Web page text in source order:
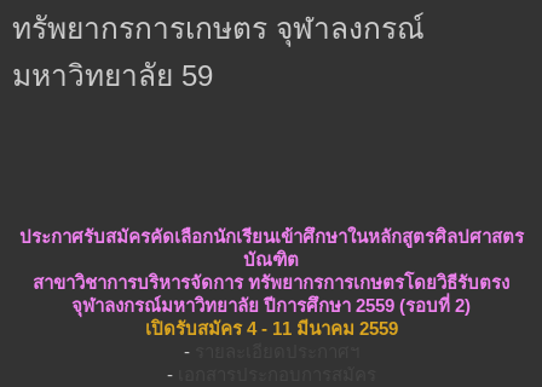
ทรัพยากรการเกษตร จุฬาลงกรณ์
มหาวิทยาลัย 59
ประกาศรับสมัครคัดเลือกนักเรียนเข้าศึกษาในหลักสูตรศิลปศาสตร
บัณฑิต
สาขาวิชาการบริหารจัดการทรัพยากรการเกษตรโดยวิธีรับตรง
จุฬาลงกรณ์มหาวิทยาลัย ปีการศึกษา 2559 (รอบที่ 2)
เปิดรับสมัคร 4 - 11 มีนาคม 2559
-
-